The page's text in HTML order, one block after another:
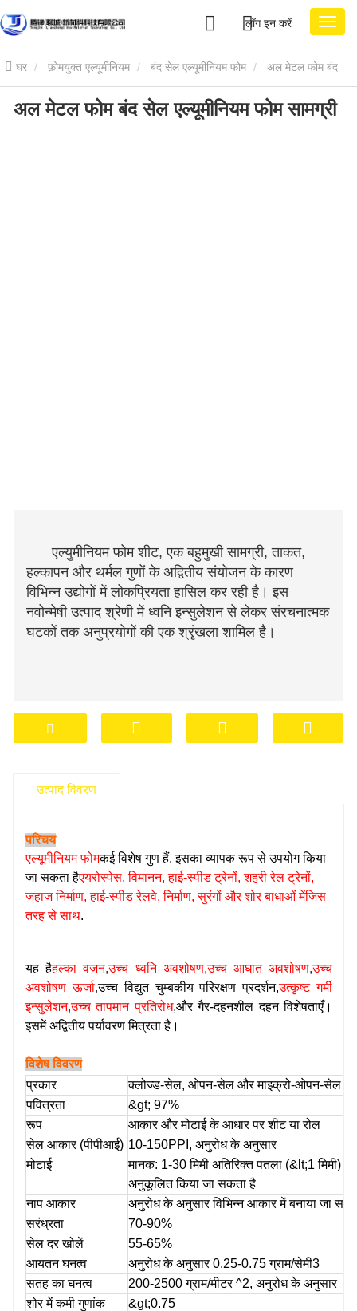
लॉग इन करें
घर फ़ोमयुक्त एल्यूमीनियम बंद सेल एल्यूमीनियम फोम
सेल एल्यूमीनियम फोम सामग्री
अल मेटल फोम बंद सेल एल्यूमीनियम फोम सामग्री
एल्युमीनियम फोम शीट, एक बहुमुखी सामग्री, ताकत,
हल्कापन और थर्मल गुणों के अद्वितीय संयोजन के कारण
विभिन्न उद्योगों में लोकप्रियता हासिल कर रही है। इस
नवोन्मेषी उत्पाद श्रेणी में ध्वनि इन्सुलेशन से लेकर संरचनात्मक
घटकों तक अनुप्रयोगों की एक श्रृंखला शामिल है।
उत्पाद विवरण
परिचय
एल्यूमीनियम फोमकई विशेष गुण हैं. इसका व्यापक रूप से उपयोग किया
जा सकता हैएयरोस्पेस, विमानन, हाई-स्पीड ट्रेनों, शहरी रेल ट्रेनों,
जहाज निर्माण, हाई-स्पीड रेलवे, निर्माण, सुरंगों और शोर बाधाओं मेंजिस
तरह से साथ.
यह हैहल्का वजन,उच्च ध्वनि अवशोषण,उच्च आघात अवशोषण,उच्च
अवशोषण ऊर्जा,उच्च विद्युत चुम्बकीय परिरक्षण प्रदर्शन,उत्कृष्ट गर्मी
इन्सुलेशन,उच्च तापमान प्रतिरोध,और गैर-दहनशील दहन विशेषताएँ।
इसमें अद्वितीय पर्यावरण मित्रता है।
विशेष विवरण
प्रकार
क्लोज्ड-सेल, ओपन-सेल और माइक्रो-ओपन-सेल में
पवित्रता
&gt; 97%
रूप
आकार और मोटाई के आधार पर शीट या रोल
सेल आकार (पीपीआई) 10-150PPI, अनुरोध के अनुसार
मोटाई
मानक: 1-30 मिमी अतिरिक्त पतला (&lt;1 मिमी) /
अनुकूलित किया जा सकता है
नाप आकार
अनुरोध के अनुसार विभिन्न आकार में बनाया जा
सरंध्रता
70-90%
सेल दर खोलें
55-65%
आयतन घनत्व
अनुरोध के अनुसार 0.25-0.75 ग्राम/सेमी3
सतह का घनत्व
200-2500 ग्राम/मीटर ^2, अनुरोध के अनुसार
शोर में कमी गुणांक
&gt;0.75